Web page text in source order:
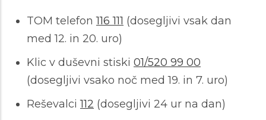
TOM telefon116 111 (dosegljivi vsak dan
med 12. in 20. uro)
Klic v duševni stiski 01/520 99 00
(dosegljivi vsako noč med 19. in 7. uro)
Reševalci112 (dosegljivi 24 ur na dan)